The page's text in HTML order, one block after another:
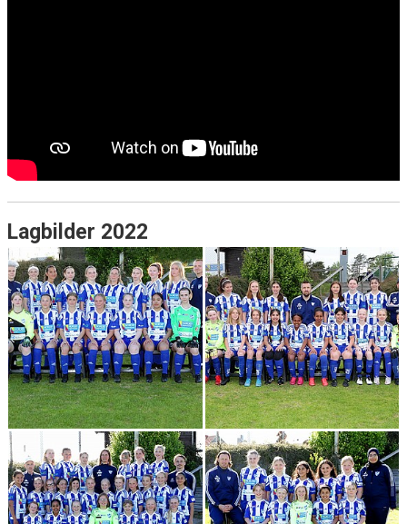
Lagbilder 2022